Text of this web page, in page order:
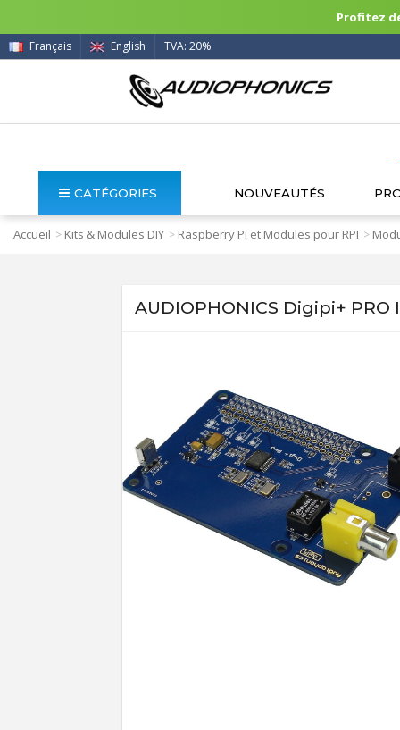
Profitez
Français English TVA: 20%
CATÉGORIES NOUVEAUTÉS
Accueil > Kits & Modules DIY > Raspberry Pi et Modules pour RPI >
AUDIOPHONICS Digipi+